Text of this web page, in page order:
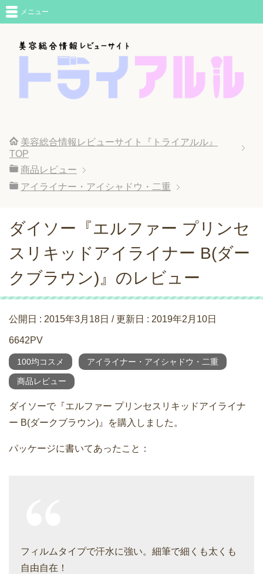
メニュー
美容総合情報レビューサイト『トライアルル』
TOP
商品レビュー
アイライナー・アイシャドウ・二重
ダイソー『エルファー プリンセ
スリキッドアイライナー B(ダー
クブラウン)』のレビュー
公開日 : 2015年3月18日 / 更新日 : 2019年2月10日
6642PV
100均コスメ アイライナー・アイシャドウ・二重
商品レビュー
ダイソーで『エルファー プリンセスリキッドアイライナ
ー B(ダークブラウン)』を購入しました。
パッケージに書いてあったこと：
フィルムタイプで汗水に強い。細筆で細くも太くも
自由自在！